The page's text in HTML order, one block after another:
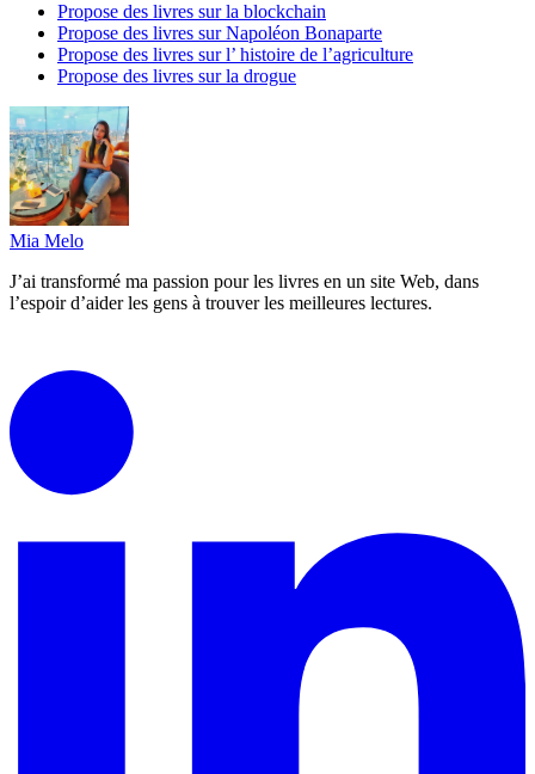
Propose des livres sur la blockchain
Propose des livres sur Napoléon Bonaparte
Propose des livres sur l’ histoire de l’agriculture
Propose des livres sur la drogue
Mia Melo
J’ai transformé ma passion pour les livres en un site Web, dans
l’espoir d’aider les gens à trouver les meilleures lectures.